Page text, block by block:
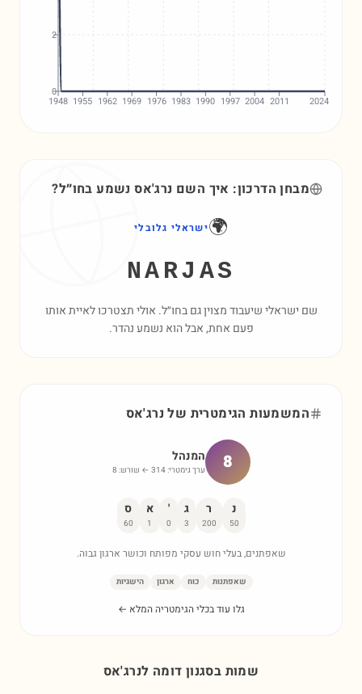
1948 1955 1962 1969 1976 1983 1990 1997 2004 2011 2024
0
2
מבחן הדרכון: איך השם נרג'אסנשמע בחו״ל?
🌍ישראלי גלובלי
NARJAS
שם ישראלי שיעבוד מצוין גם בחו״ל. אולי תצטרכו לאיית אותו
פעם אחת, אבל הוא נשמע נהדר.
המשמעות הגימטרית של נרג'אס
8 המנהל
ערך גימטרי: 314 ← שורש: 8
נ
50
ר
200
ג
3
'
0
א
1
ס
60
שאפתנים, בעלי חוש עסקי מפותח וכושר ארגון גבוה.
שאפתנות כוח ארגון הישגיות
גלו עוד בכלי הגימטריה המלא ←
שמות בסגנון דומה לנרג'אס